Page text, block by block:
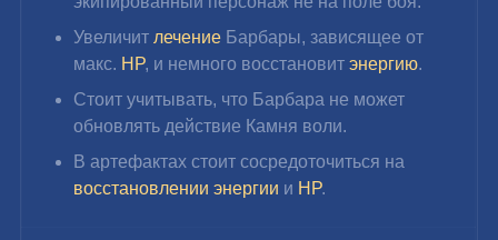
Увеличит лечение Барбары, зависящее от
макс. HP, и немного восстановит энергию.
Стоит учитывать, что Барбара не может
обновлять действие Камня воли.
В артефактах стоит сосредоточиться на
восстановлении энергии и HP.